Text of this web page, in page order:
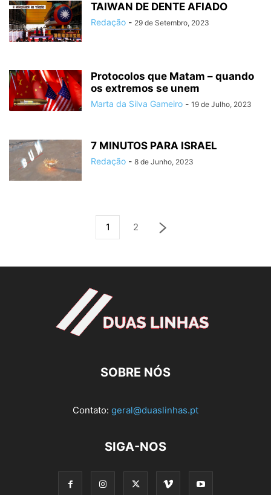
TAIWAN DE DENTE AFIADO
Redação - 29 de Setembro, 2023
Protocolos que Matam – quando
os extremos se unem
Marta da Silva Gameiro - 19 de Julho, 2023
7 MINUTOS PARA ISRAEL
Redação - 8 de Junho, 2023
1 2
SOBRE NÓS
Contato: geral@duaslinhas.pt
SIGA-NOS